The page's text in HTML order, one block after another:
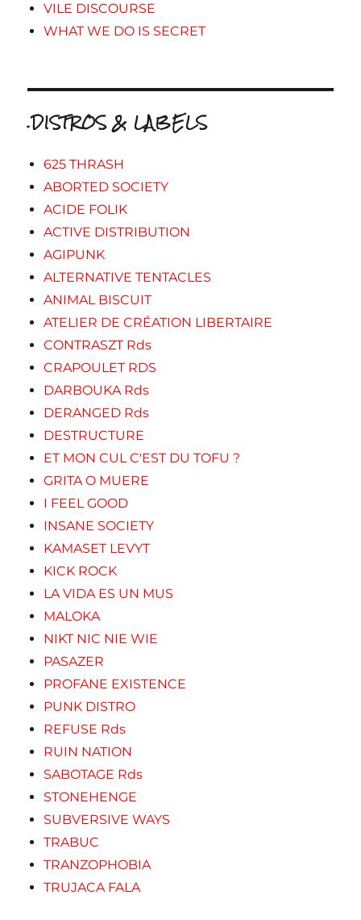
VILE DISCOURSE
WHAT WE DO IS SECRET
.DISTROS & LABELS
625 THRASH
ABORTED SOCIETY
ACIDE FOLIK
ACTIVE DISTRIBUTION
AGIPUNK
ALTERNATIVE TENTACLES
ANIMAL BISCUIT
ATELIER DE CRÉATION LIBERTAIRE
CONTRASZT Rds
CRAPOULET RDS
DARBOUKA Rds
DERANGED Rds
DESTRUCTURE
ET MON CUL C'EST DU TOFU ?
GRITA O MUERE
I FEEL GOOD
INSANE SOCIETY
KAMASET LEVYT
KICK ROCK
LA VIDA ES UN MUS
MALOKA
NIKT NIC NIE WIE
PASAZER
PROFANE EXISTENCE
PUNK DISTRO
REFUSE Rds
RUIN NATION
SABOTAGE Rds
STONEHENGE
SUBVERSIVE WAYS
TRABUC
TRANZOPHOBIA
TRUJACA FALA